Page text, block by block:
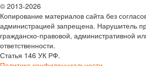
© 2013-2026
Копирование материалов сайта без
администрацией запрещена. Нарушитель
гражданско-правовой, административной
ответственности.
Статья 146 УК РФ.